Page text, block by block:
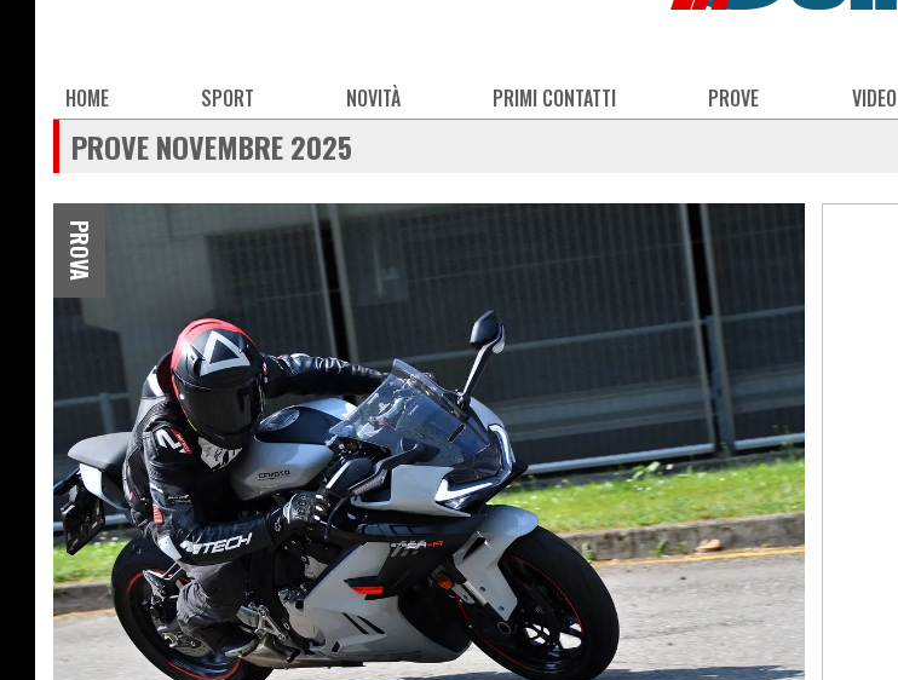
Main
navigation
HOME SPORT NOVITÀ PRIMI CONTATTI PROVE VIDEO
PROVE NOVEMBRE 2025
PROVA